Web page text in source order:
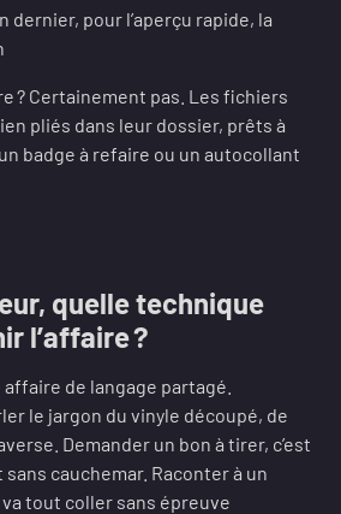
dernier, pour l’aperçu rapide, la
? Certainement pas. Les fichiers
pliés dans leur dossier, prêts à
badge à refaire ou un autocollant
quelle technique
l’affaire ?
affaire de langage partagé.
le jargon du vinyle découpé, de
Demander un bon à tirer, c’est
cauchemar. Raconter à un
tout coller sans épreuve